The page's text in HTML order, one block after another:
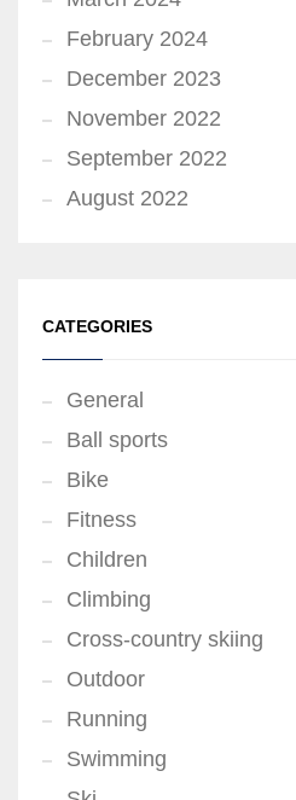
February 2024
December 2023
November 2022
September 2022
August 2022
CATEGORIES
General
Ball sports
Bike
Fitness
Children
Climbing
Cross-country skiing
Outdoor
Running
Swimming